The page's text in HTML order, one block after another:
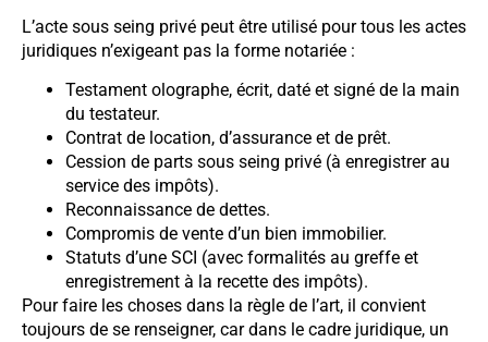
L’acte sous seing privé peut être utilisé pour tous les actes
juridiques n’exigeant pas la forme notariée :
Testament olographe, écrit, daté et signé de la main
du testateur.
Contrat de location, d’assurance et de prêt.
Cession de parts sous seing privé (à enregistrer au
service des impôts).
Reconnaissance de dettes.
Compromis de vente d’un bien immobilier.
Statuts d’une SCI (avec formalités au greffe et
enregistrement à la recette des impôts).
Pour faire les choses dans la règle de l’art, il convient
toujours de se renseigner, car dans le cadre juridique, un